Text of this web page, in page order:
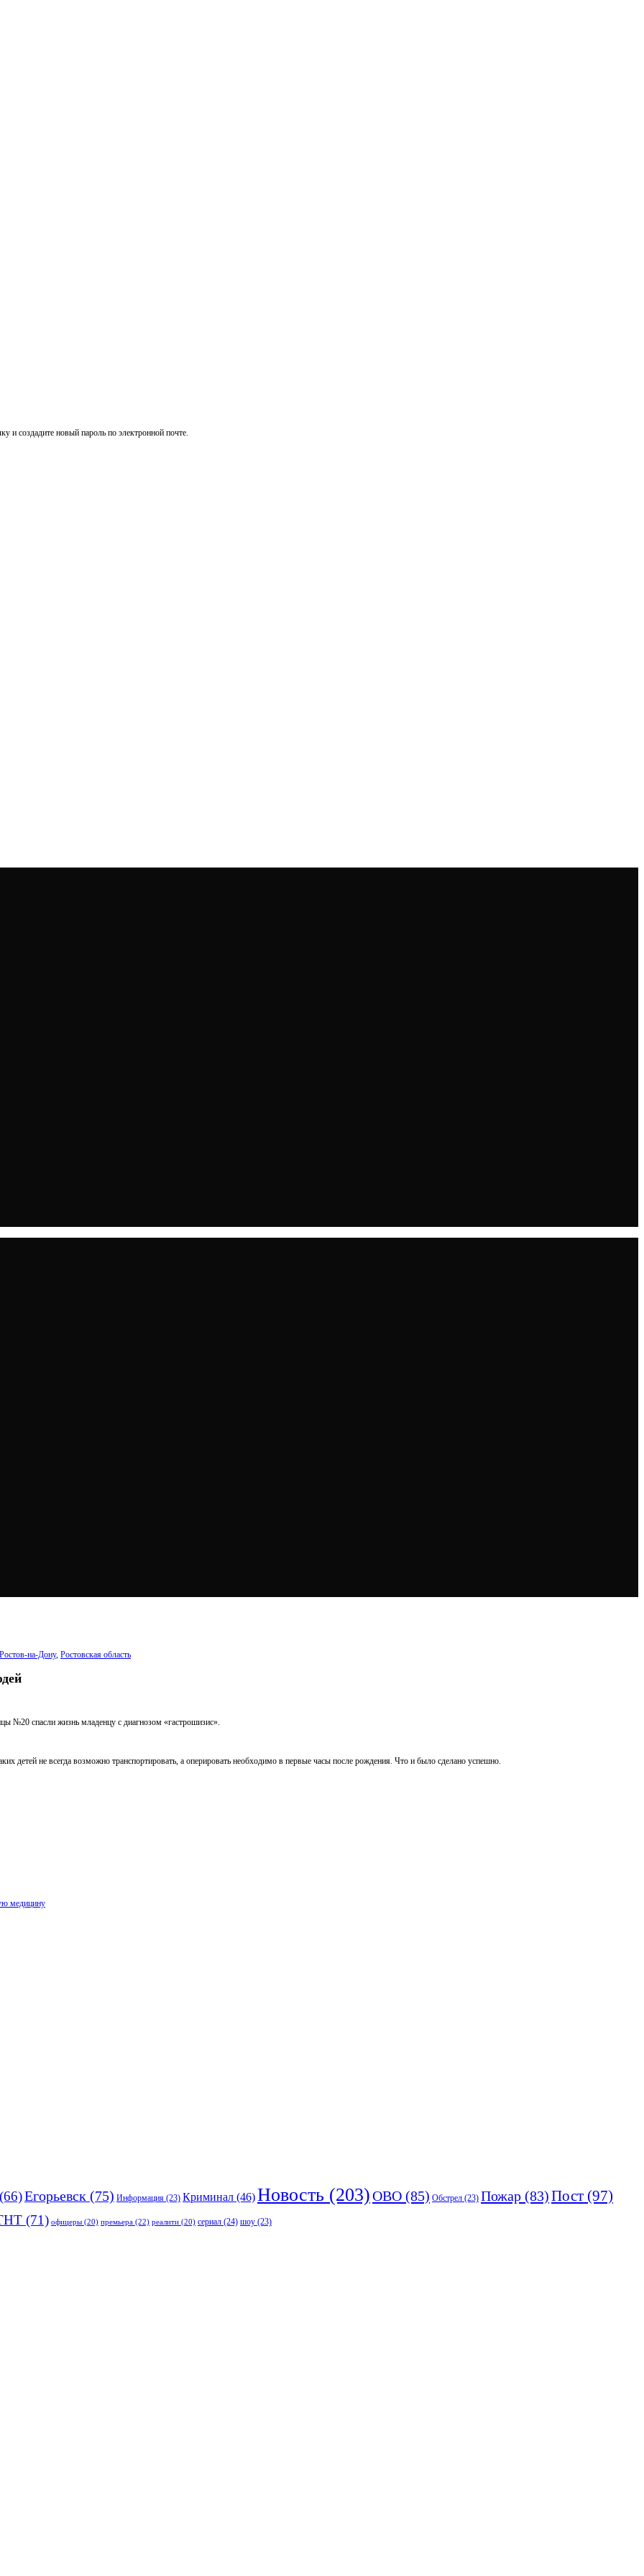
и создадите новый пароль по электронной почте.
Ростов-на-Дону, Ростовская область
№20 спасли жизнь младенцу с диагнозом «гастрошизис».
детей не всегда возможно транспортировать, а оперировать необходимо в первые часы после рождения. Что и было сделано успешно.
медицину
(66)Егорьевск (75) Информация (23) Криминал (46)Новость (203)ОВО (85) Обстрел (23) Пожар (83)Пост (97)
(71) офицеры (20) премьера (22) реалити (20) сериал (24) шоу (23)